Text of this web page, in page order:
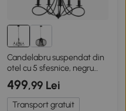
Candelabru suspendat din
otel cu 5 sfesnice, negru
158x45hcm
499,99 Lei
Transport gratuit